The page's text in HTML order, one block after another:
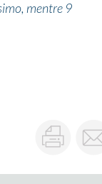
mentre 9